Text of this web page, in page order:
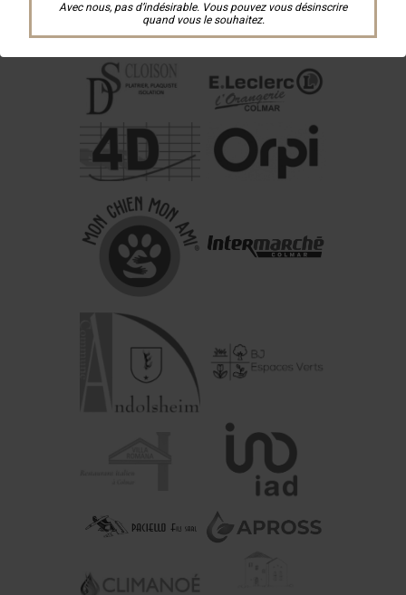
Avec nous, pas d’indésirable. Vous pouvez vous désinscrire
quand vous le souhaitez.